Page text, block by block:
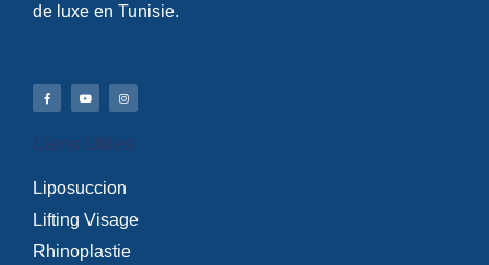
de luxe en Tunisie.
Liens Utiles
Liposuccion
Lifting Visage
Rhinoplastie